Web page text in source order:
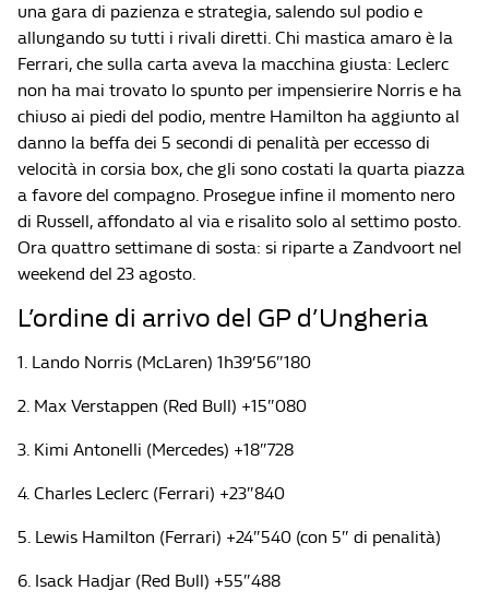
una gara di pazienza e strategia, salendo sul podio e
allungando su tutti i rivali diretti. Chi mastica amaro è la
Ferrari, che sulla carta aveva la macchina giusta: Leclerc
non ha mai trovato lo spunto per impensierire Norris e ha
chiuso ai piedi del podio, mentre Hamilton ha aggiunto al
danno la beffa dei 5 secondi di penalità per eccesso di
velocità in corsia box, che gli sono costati la quarta piazza
a favore del compagno. Prosegue infine il momento nero
di Russell, affondato al via e risalito solo al settimo posto.
Ora quattro settimane di sosta: si riparte a Zandvoort nel
weekend del 23 agosto.
L’ordine di arrivo del GP d’Ungheria
1. Lando Norris (McLaren) 1h39’56″180
2. Max Verstappen (Red Bull) +15″080
3. Kimi Antonelli (Mercedes) +18″728
4. Charles Leclerc (Ferrari) +23″840
5. Lewis Hamilton (Ferrari) +24″540 (con 5″ di penalità)
6. Isack Hadjar (Red Bull) +55″488